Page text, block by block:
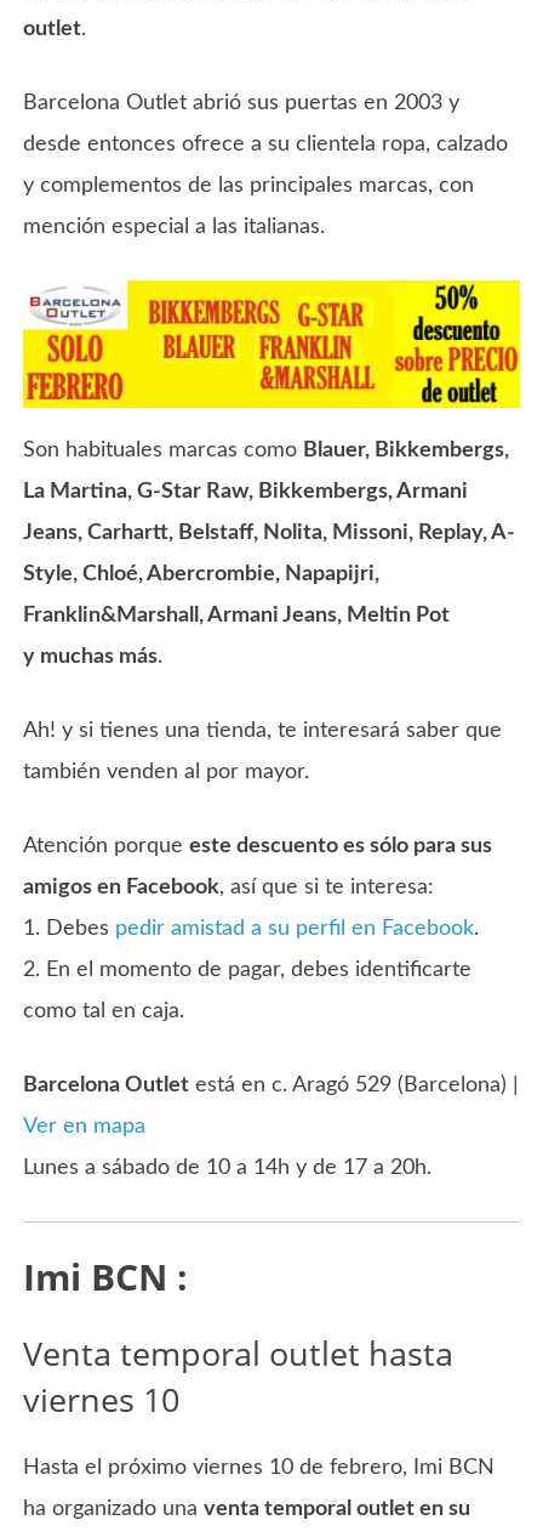
outlet.
Barcelona Outlet abrió sus puertas en 2003 y
desde entonces ofrece a su clientela ropa, calzado
y complementos de las principales marcas, con
mención especial a las italianas.
Son habituales marcas como Blauer, Bikkembergs,
La Martina, G-Star Raw, Bikkembergs, Armani
Jeans, Carhartt, Belstaff, Nolita, Missoni, Replay, A-
Style, Chloé, Abercrombie, Napapijri,
Franklin&Marshall, Armani Jeans, Meltin Pot
y muchas más.
Ah! y si tienes una tienda, te interesará saber que
también venden al por mayor.
Atención porqueeste descuento es sólo para sus
amigos en Facebook, así que si te interesa:
1. Debes pedir amistad a su perfil en Facebook.
2. En el momento de pagar, debes identificarte
como tal en caja.
Barcelona Outlet está en c. Aragó 529 (Barcelona) |
Ver en mapa
Lunes a sábado de 10 a 14h y de 17 a 20h.
Imi BCN :
Venta temporal outlet hasta
viernes 10
Hasta el próximo viernes 10 de febrero, Imi BCN
ha organizado unaventa temporal outlet en su